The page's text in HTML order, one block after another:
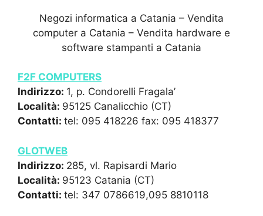
Negozi informatica a Catania – Vendita
computer a Catania – Vendita hardware e
software stampanti a Catania
F2F COMPUTERS
Indirizzo: 1, p. Condorelli Fragala’
Località: 95125 Canalicchio (CT)
Contatti: tel: 095 418226 fax: 095 418377
GLOTWEB
Indirizzo: 285, vl. Rapisardi Mario
Località: 95123 Catania (CT)
Contatti: tel: 347 0786619,095 8810118